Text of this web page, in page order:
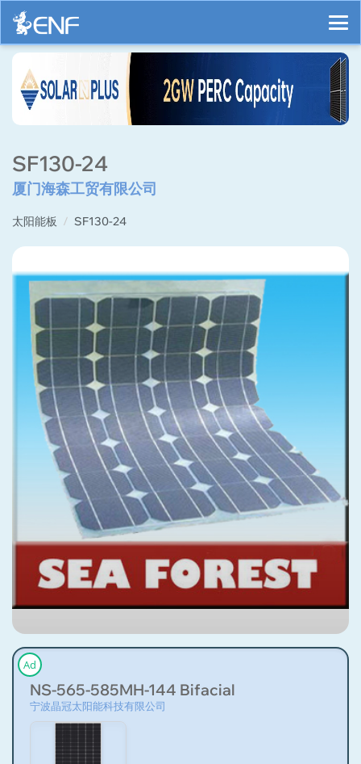
SF130-24
厦门海森工贸有限公司
太阳能板 SF130-24
Ad
NS-565-585MH-144 Bifacial
宁波晶冠太阳能科技有限公司